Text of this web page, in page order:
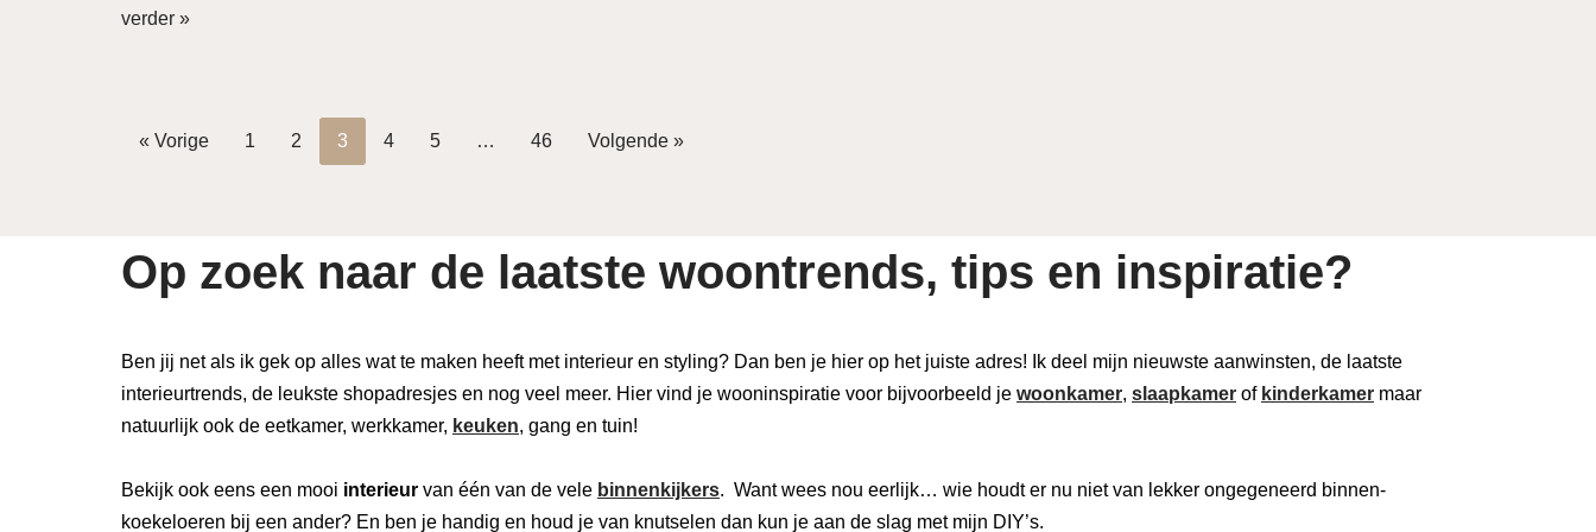
verder »
« Vorige 1 2 3 4 5 … 46 Volgende »
Op zoek naar de laatste woontrends, tips en inspiratie?
Ben jij net als ik gek op alles wat te maken heeft met interieur en styling? Dan ben je hier op het juiste adres! Ik deel mijn nieuwste aanwinsten, de laatste
interieurtrends, de leukste shopadresjes en nog veel meer. Hier vind je wooninspiratie voor bijvoorbeeld je woonkamer, slaapkamer of kinderkamer maar
natuurlijk ook de eetkamer, werkkamer, keuken, gang en tuin!
Bekijk ook eens een mooi interieur van één van de vele binnenkijkers. Want wees nou eerlijk… wie houdt er nu niet van lekker ongegeneerd binnen-
koekeloeren bij een ander? En ben je handig en houd je van knutselen dan kun je aan de slag met mijn DIY’s.